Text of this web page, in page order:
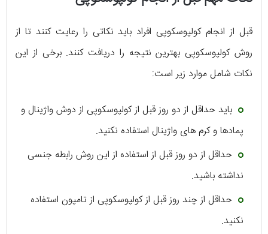
قبل از انجام کولپوسکوپی افراد باید نکاتی را رعایت کنند تا از
روش کولپوسکوپی بهترین نتیجه را دریافت کنند. برخی از این
نکات شامل موارد زیر است:
باید حداقل از دو روز قبل از کولپوسکوپی از دوش واژینال و
پمادها و کرم های واژینال استفاده نکنید.
حداقل از دو روز قبل از استفاده از این روش رابطه جنسی
نداشته باشید.
حداقل از چند روز قبل از کولپوسکوپی از تامپون استفاده
نکنید.